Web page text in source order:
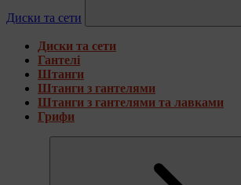
Диски та сети
Диски та сети
Гантелі
Штанги
Штанги з гантелями
Штанги з гантелями та лавками
Грифи